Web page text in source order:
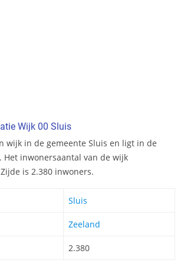
Wijk 00 Sluis
wijk in de gemeente Sluis en ligt in de
Het inwonersaantal van de wijk
is 2.380 inwoners.
Sluis
Zeeland
2.380